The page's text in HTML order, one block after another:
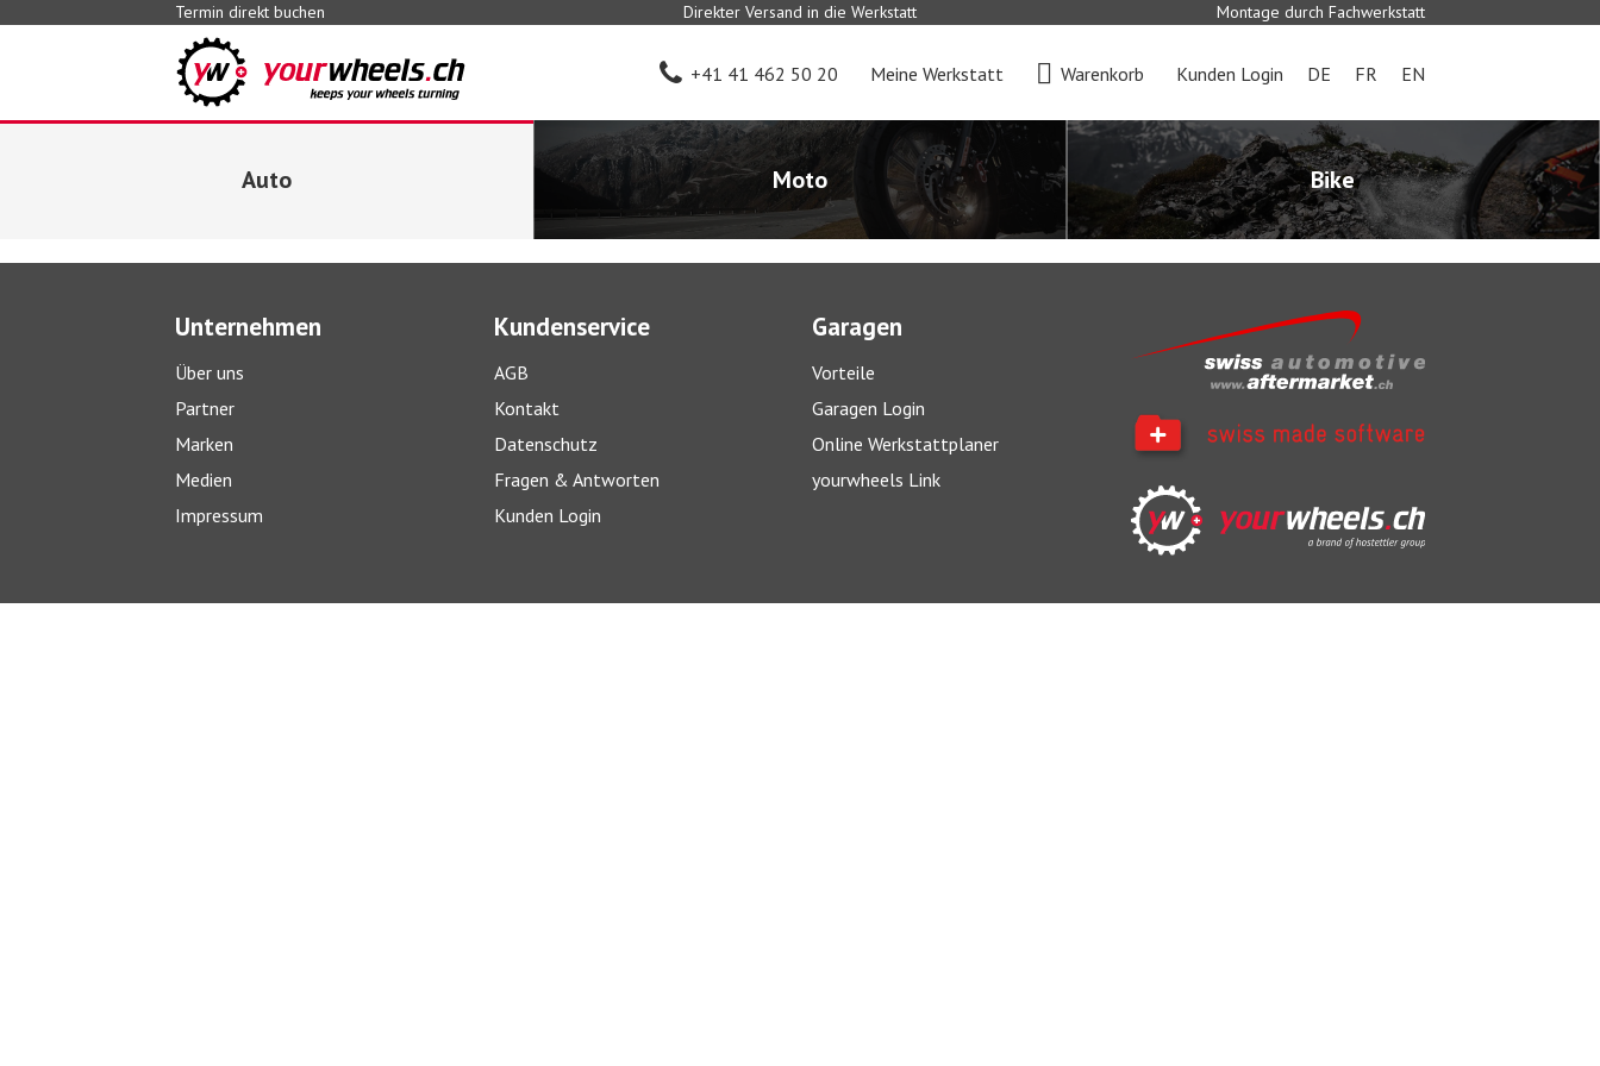
Termin direkt buchen Direkter Versand in die Werkstatt Montage durch Fachwerkstatt
+41 41 462 50 20 Meine Werkstatt Warenkorb Kunden Login DE FR EN
Auto Moto Bike
Unternehmen
Über uns
Partner
Marken
Medien
Impressum
Kundenservice
AGB
Kontakt
Datenschutz
Fragen & Antworten
Kunden Login
Garagen
Vorteile
Garagen Login
Online Werkstattplaner
yourwheels Link